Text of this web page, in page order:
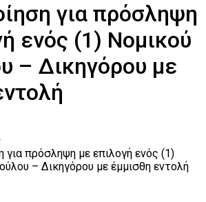
για πρόσληψη
ενός (1) Νομικού
– Δικηγόρου με
για πρόσληψη με επιλογή ενός (1)
– Δικηγόρου με έμμισθη εντολή